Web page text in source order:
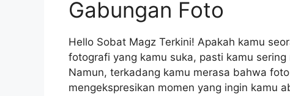
Gabungan Foto
Hello Sobat Magz Terkini! Apakah kamu
fotografi yang kamu suka, pasti kamu
Namun, terkadang kamu merasa bahwa
mengekspresikan momen yang ingin kamu